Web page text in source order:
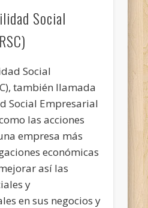
Social
Social
también llamada
Social Empresarial
las acciones
empresa más
económicas
así las
y
en sus negocios y